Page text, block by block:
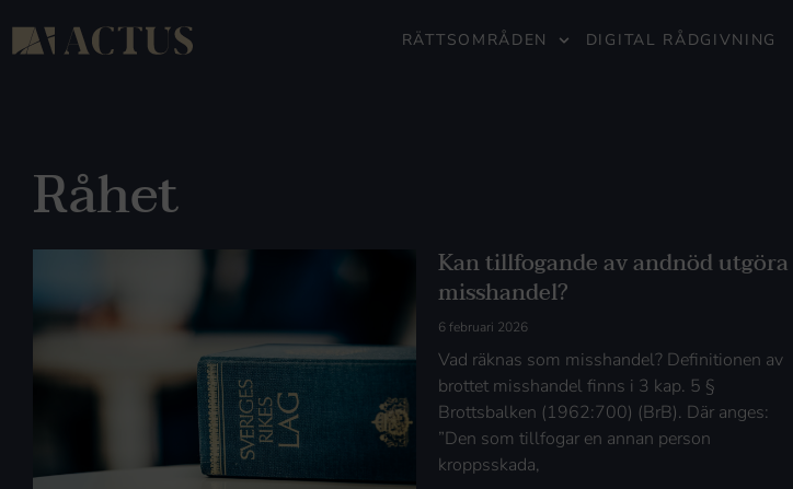
RÄTTSOMRÅDEN DIGITAL RÅDGIVNING
Råhet
Kan tillfogande av andnöd utgöra
misshandel?
6 februari 2026
Vad räknas som misshandel? Definitionen av
brottet misshandel finns i 3 kap. 5 §
Brottsbalken (1962:700) (BrB). Där anges:
”Den som tillfogar en annan person
kroppsskada,